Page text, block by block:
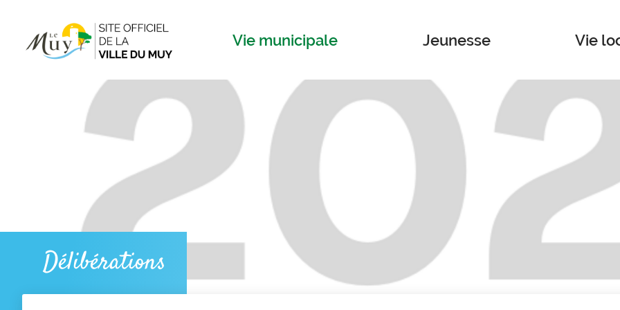
Vie municipale Jeunesse Vie
Délibérations